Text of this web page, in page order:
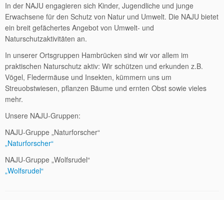
In der NAJU engagieren sich Kinder, Jugendliche und junge
Erwachsene für den Schutz von Natur und Umwelt. Die NAJU bietet
ein breit gefächertes Angebot von Umwelt- und
Naturschutzaktivitäten an.
In unserer Ortsgruppen Hambrücken sind wir vor allem im
praktischen Naturschutz aktiv: Wir schützen und erkunden z.B.
Vögel, Fledermäuse und Insekten, kümmern uns um
Streuobstwiesen, pflanzen Bäume und ernten Obst sowie vieles
mehr.
Unsere NAJU-Gruppen:
NAJU-Gruppe „Naturforscher“
„Naturforscher“
NAJU-Gruppe „Wolfsrudel“
„Wolfsrudel“